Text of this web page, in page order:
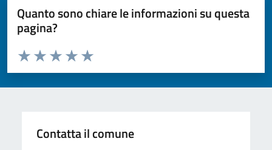
Quanto sono chiare le informazioni su questa
pagina?
Domanda
Valuta da 1 a 5 stelle la pagina
Valuta 5 stelle su 5
Valuta 4 stelle su 5
Valuta 3 stelle su 5
Valuta 2 stelle su 5
Valuta 1 stelle su 5
Contatta il comune